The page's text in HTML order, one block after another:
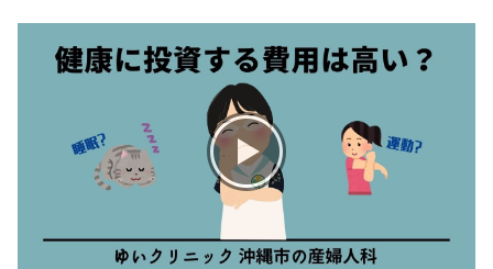
お産について
親と子の結びつき支援
母乳育児
予防接種